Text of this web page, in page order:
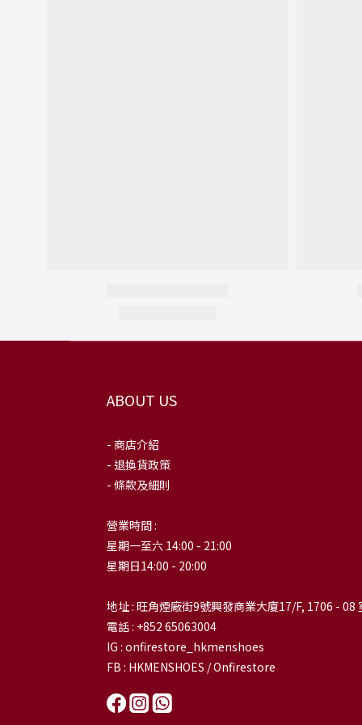
ABOUT US
- 商店介紹
- 退換貨政策
- 條款及細則
營業時間 :
星期一至六 14:00 - 21:00
星期日14:00 - 20:00
地址 : 旺角煙廠街9號興發商業大廈17/F, 1706 - 08
電話 : +852 65063004
IG : onfirestore_hkmenshoes
FB : HKMENSHOES / Onfirestore